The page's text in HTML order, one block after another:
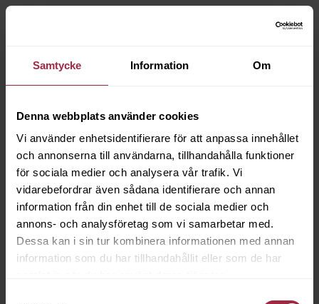
Samtycke Information Om
Denna webbplats använder cookies
Vi använder enhetsidentifierare för att anpassa innehållet
och annonserna till användarna, tillhandahålla funktioner
för sociala medier och analysera vår trafik. Vi
vidarebefordrar även sådana identifierare och annan
information från din enhet till de sociala medier och
annons- och analysföretag som vi samarbetar med.
Dessa kan i sin tur kombinera informationen med annan
information som du har tillhandahållit eller som de har